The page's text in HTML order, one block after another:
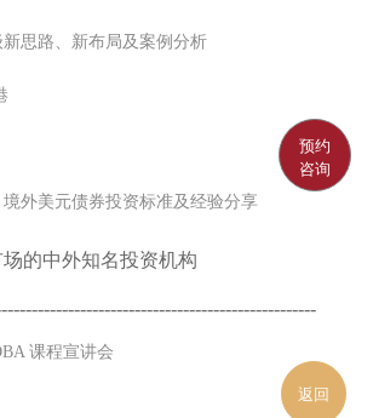
思路、新布局及案例分析
外美元债券投资标准及经验分享
的中外知名投资机构
课程宣讲会
预约
咨询
返回